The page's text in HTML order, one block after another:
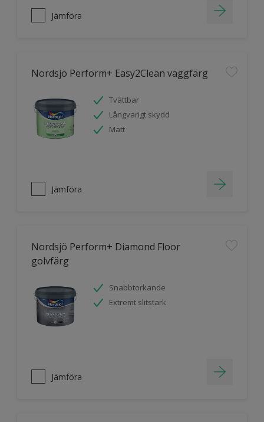
Jämföra
Nordsjö Perform+ Easy2Clean väggfärg
Tvättbar
Långvarigt skydd
Matt
Jämföra
Nordsjö Perform+ Diamond Floor
golvfärg
Snabbtorkande
Extremt slitstark
Jämföra